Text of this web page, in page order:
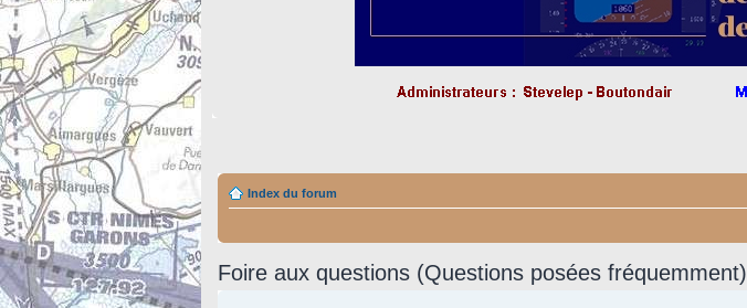
Index du forum
Foire aux questions (Questions posées fréquemment)